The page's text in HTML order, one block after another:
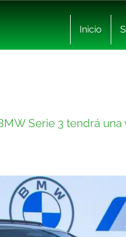
Inicio
Serie 3 tendrá una